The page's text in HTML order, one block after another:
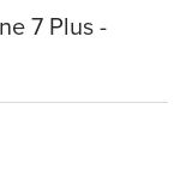
7 Plus -